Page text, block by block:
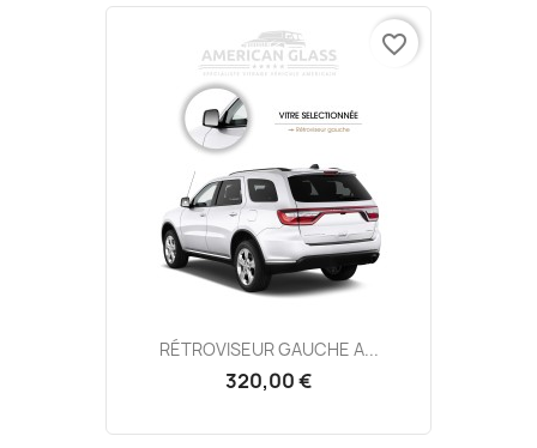
RÉTROVISEUR GAUCHE A...
320,00 €
favorite_border